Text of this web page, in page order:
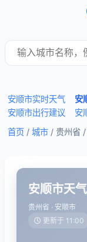
安顺市实时天气 安
安顺市出行建议
安
首页 / 城市 / 贵州省 /
安顺市天
贵州省 · 安顺市
更新于 11:00